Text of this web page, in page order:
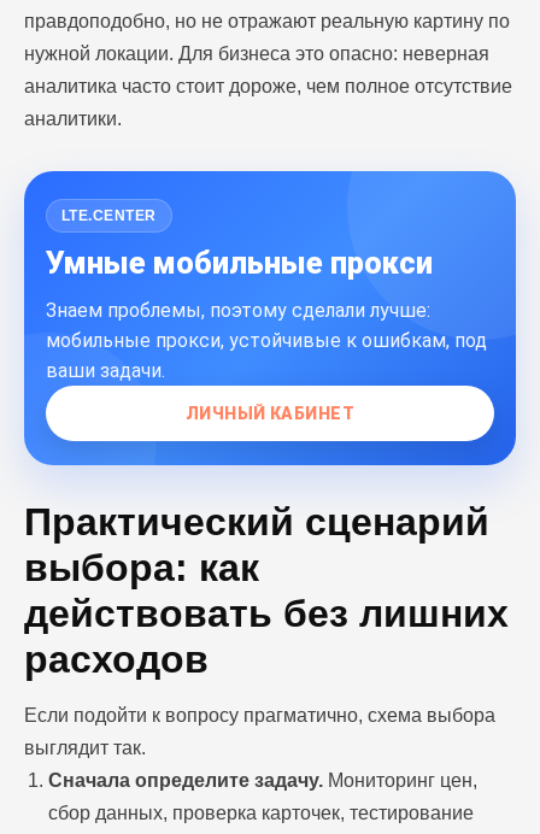
правдоподобно, но не отражают реальную картину по
нужной локации. Для бизнеса это опасно: неверная
аналитика часто стоит дороже, чем полное отсутствие
аналитики.
LTE.CENTER
Умные мобильные прокси
Знаем проблемы, поэтому сделали лучше:
мобильные прокси, устойчивые к ошибкам, под
ваши задачи.
ЛИЧНЫЙ КАБИНЕТ
Практический сценарий
выбора: как
действовать без лишних
расходов
Если подойти к вопросу прагматично, схема выбора
выглядит так.
Сначала определите задачу. Мониторинг цен,
сбор данных, проверка карточек, тестирование